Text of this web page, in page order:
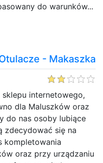
do warunków...
- Makaszka
internetowego,
dla Maluszków oraz
do nas osoby lubiące
zdecydować się na
kompletowania
oraz przy urządzaniu